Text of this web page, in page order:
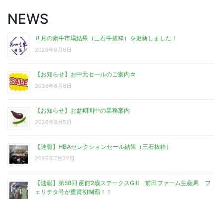
NEWS
８月の素牛市場結果（三石牛抜粋）を更新しました！
2026年8月6日
【お知らせ】お中元セールのご案内☆
2026年8月6日
【お知らせ】お盆期間中の業務案内
2026年8月5日
【速報】HBAセレクションセール結果（三石抜粋）
2026年7月22日
【速報】第58回 函館2歳ステークスGⅢ 前田ファーム生産馬 フ
ェリチタ号が重賞初制覇！！